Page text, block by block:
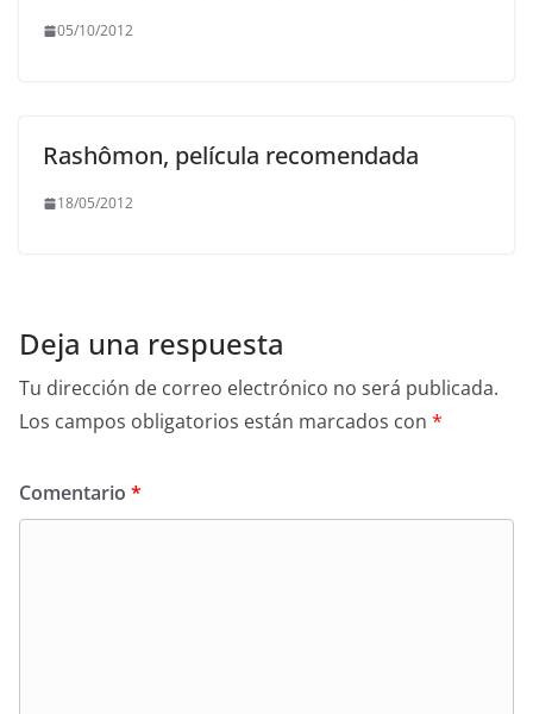
05/10/2012
Rashômon, película recomendada
18/05/2012
Deja una respuesta
Tu dirección de correo electrónico no será publicada.
Los campos obligatorios están marcados con *
Comentario *